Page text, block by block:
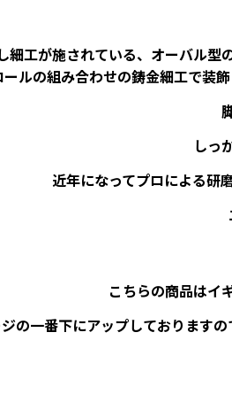
工が施されている、オーバル
ルの組み合わせの鋳金細工で装
しっ
近年になってプロによる研
こちらの商品はイ
の一番下にアップしております